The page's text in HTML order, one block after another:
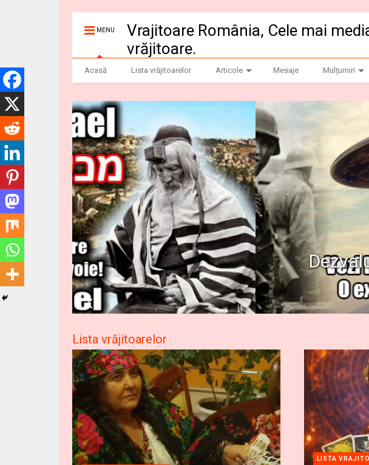
MENU
Vrajitoare România, Cele mai
vrăjitoare.
Acasă Lista vrăjitoarelor Articole Mesaje Mulțumiri
Dezvaluiribiz.ro banner
Lista vrăjitoarelor
LISTA